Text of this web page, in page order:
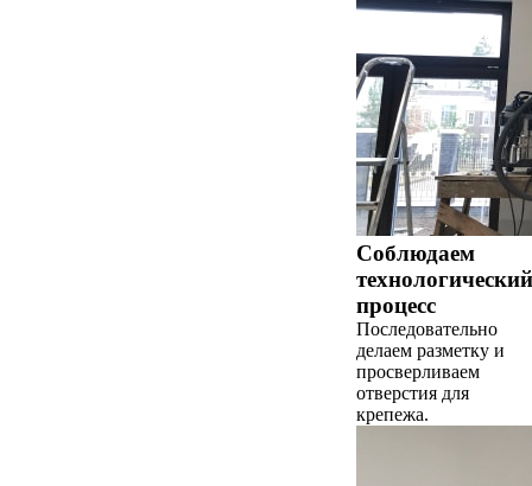
Соблюдаем
технологический
процесс
Последовательно
делаем разметку и
просверливаем
отверстия для
крепежа.